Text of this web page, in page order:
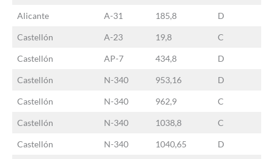
Alicante A-31 185,8 D
Castellón A-23 19,8 C
Castellón AP-7 434,8 D
Castellón N-340 953,16 D
Castellón N-340 962,9 C
Castellón N-340 1038,8 C
Castellón N-340 1040,65 D